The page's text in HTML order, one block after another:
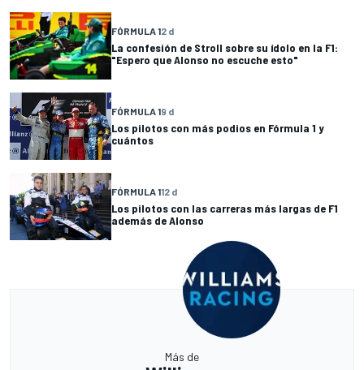
FÓRMULA 12 d
La confesión de Stroll sobre su ídolo en la F1:
"Espero que Alonso no escuche esto"
FÓRMULA 19 d
Los pilotos con más podios en Fórmula 1 y
cuántos
FÓRMULA 112 d
Los pilotos con las carreras más largas de F1
además de Alonso
Más de